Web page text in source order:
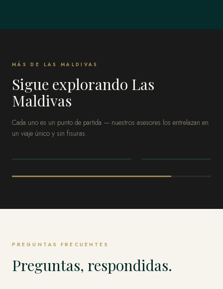
MÁS DE LAS MALDIVAS
Sigue explorando Las
Maldivas
Cada uno es un punto de partida — nuestros asesores los entrelazan en
un viaje único y sin fisuras.
PREGUNTAS FRECUENTES
Preguntas, respondidas.